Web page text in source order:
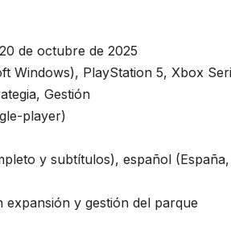
20 de octubre de 2025
Windows), PlayStation 5, Xbox
Gestión
player)
y subtítulos), español
expansión y gestión del parque